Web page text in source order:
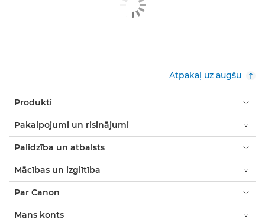
Atpakaļ uz augšu
Produkti
Pakalpojumi un risinājumi
Palīdzība un atbalsts
Mācības un izglītība
Par Canon
Mans konts